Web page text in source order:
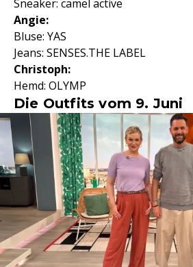
Sneaker: camel active
Angie:
Bluse: YAS
Jeans: SENSES.THE LABEL
Christoph:
Hemd: OLYMP
Die Outfits vom 9. Juni